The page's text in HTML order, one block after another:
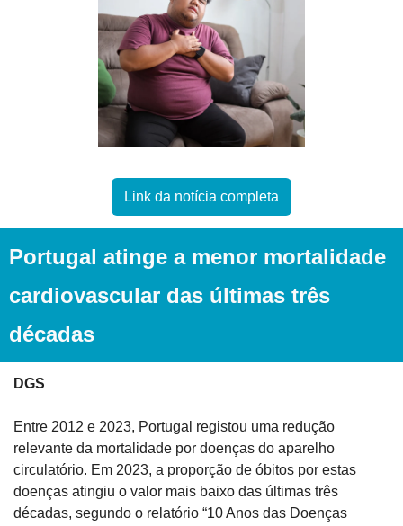
Link da notícia completa
Portugal atinge a menor mortalidade
cardiovascular das últimas três
décadas
DGS
Entre 2012 e 2023, Portugal registou uma redução
relevante da mortalidade por doenças do aparelho
circulatório. Em 2023, a proporção de óbitos por estas
doenças atingiu o valor mais baixo das últimas três
décadas, segundo o relatório “10 Anos das Doenças